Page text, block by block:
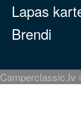
Lapas
Brendi
Camperclassic.lv